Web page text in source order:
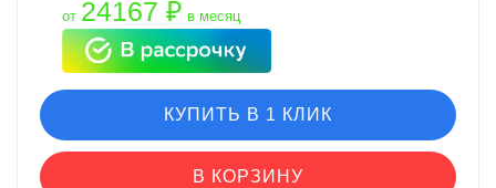
от 24167 ₽ в месяц
КУПИТЬ В 1 КЛИК
В КОРЗИНУ